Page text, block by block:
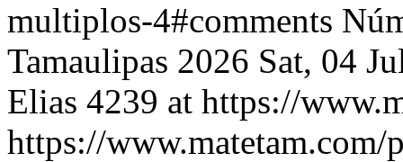
multiplos-4#comments
Tamaulipas 2026 Sat, 04
Elias 4239 at https://
https://www.matetam.com/